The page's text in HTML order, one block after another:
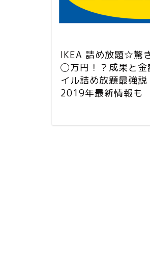
IKEA 詰め放題☆驚
◯万円！？成果と金
イル詰め放題最強
2019年最新情報も